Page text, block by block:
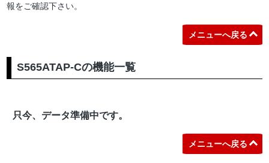
報をご確認下さい。
メニューへ戻る
S565ATAP-Cの機能一覧
只今、データ準備中です。
メニューへ戻る